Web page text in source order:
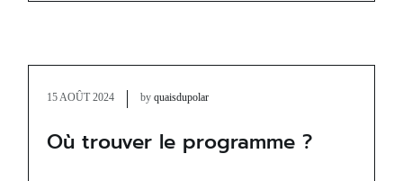
15 AOÛT 2024 byquaisdupolar
Où trouver le programme ?